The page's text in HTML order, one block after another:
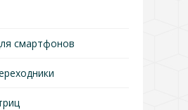
смартфонов